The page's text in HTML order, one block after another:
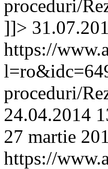
proceduri/
]]>
https://
proceduri/
24.04.2014
27 martie
https://